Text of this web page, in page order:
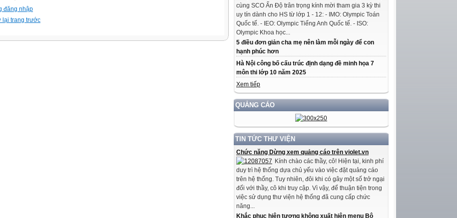
cùng SCO Ấn Độ trân trọng kính mời tham gia 3 kỳ thi
uy tín dành cho HS từ lớp 1 - 12: - IMO: Olympic Toán
Quốc tế. - IEO: Olympic Tiếng Anh Quốc tế. - ISO:
Olympic Khoa học...
5 điều đơn giản cha mẹ nên làm mỗi ngày để con
hạnh phúc hơn
Hà Nội công bố cấu trúc định dạng đề minh họa 7
môn thi lớp 10 năm 2025
Xem tiếp
QUẢNG CÁO
TIN TỨC THƯ VIỆN
Chức năng Dừng xem quảng cáo trên violet.vn
Kính chào các thầy, cô! Hiện tại, kinh phí
duy trì hệ thống dựa chủ yếu vào việc đặt quảng cáo
trên hệ thống. Tuy nhiên, đôi khi có gây một số trở ngại
đối với thầy, cô khi truy cập. Vì vậy, để thuận tiện trong
việc sử dụng thư viện hệ thống đã cung cấp chức
năng...
Khắc phục hiện tượng không xuất hiện menu Bộ
đăng nhập
lại trang trước